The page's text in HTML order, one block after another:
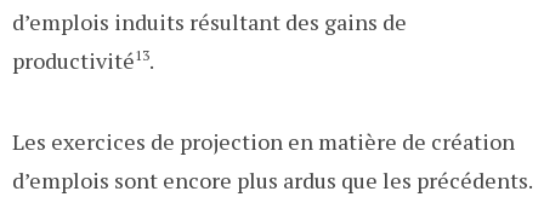
d’emplois induits résultant des gains de
productivité13.
Les exercices de projection en matière de création
d’emplois sont encore plus ardus que les précédents.